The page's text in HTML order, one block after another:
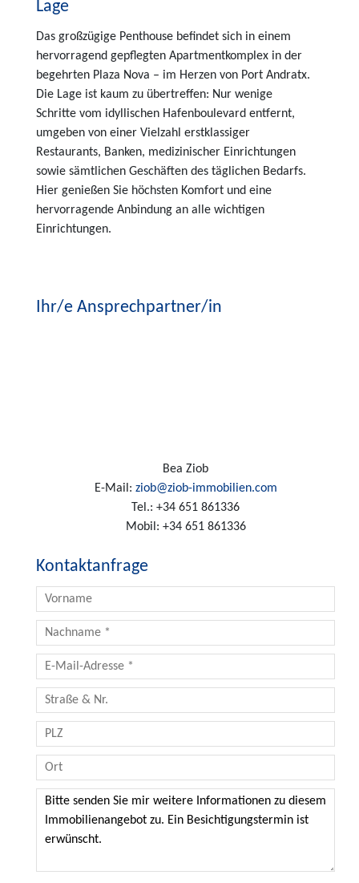
Lage
Das großzügige Penthouse befindet sich in einem
hervorragend gepflegten Apartmentkomplex in der
begehrten Plaza Nova – im Herzen von Port Andratx.
Die Lage ist kaum zu übertreffen: Nur wenige
Schritte vom idyllischen Hafenboulevard entfernt,
umgeben von einer Vielzahl erstklassiger
Restaurants, Banken, medizinischer Einrichtungen
sowie sämtlichen Geschäften des täglichen Bedarfs.
Hier genießen Sie höchsten Komfort und eine
hervorragende Anbindung an alle wichtigen
Einrichtungen.
Ihr/e Ansprechpartner/in
Bea Ziob
E-Mail: ziob@ziob-immobilien.com
Tel.: +34 651 861336
Mobil: +34 651 861336
Kontaktanfrage